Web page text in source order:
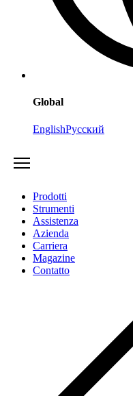
Global
EnglishРусский
Prodotti
Strumenti
Assistenza
Azienda
Carriera
Magazine
Contatto